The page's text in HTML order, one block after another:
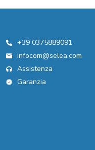
+39 0375889091
infocom@selea.com
Assistenza
Garanzia